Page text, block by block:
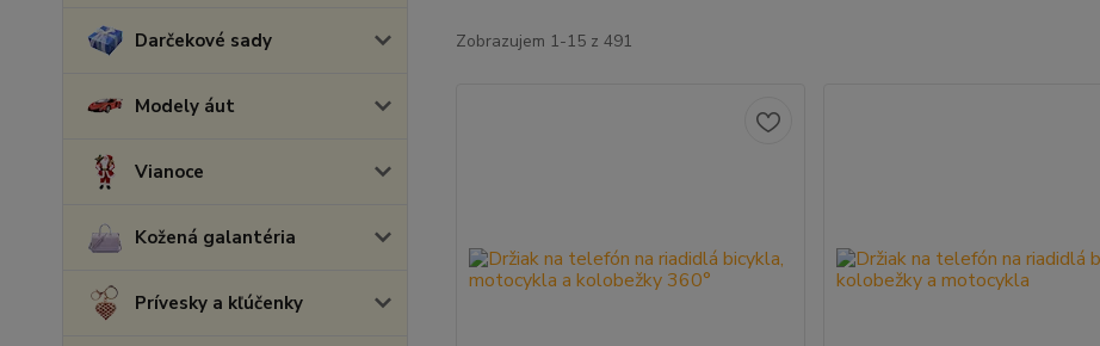
Darčekové sady
Modely áut
Vianoce
Kožená galantéria
Prívesky a kľúčenky
Zobrazujem 1-15 z 491